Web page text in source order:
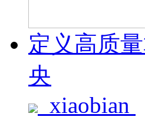
定义高质
央
xiaobian